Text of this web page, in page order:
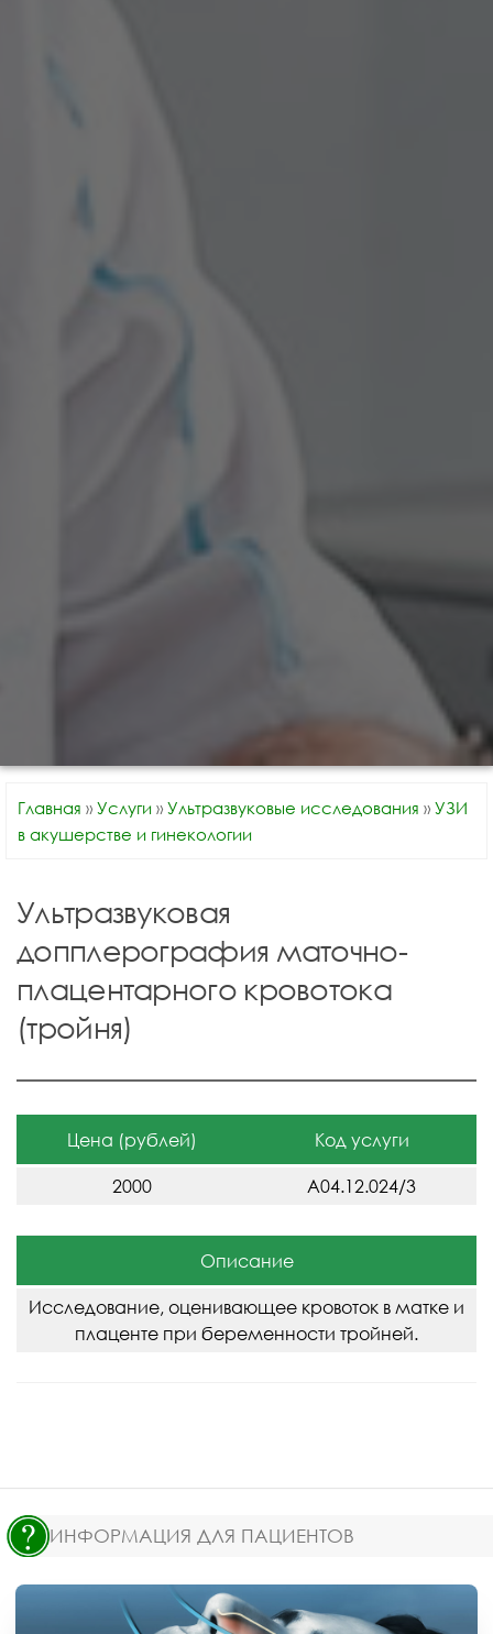
Главная » Услуги » Ультразвуковые исследования » УЗИ
в акушерстве и гинекологии
Ультразвуковая
допплерография маточно-
плацентарного кровотока
(тройня)
Цена (рублей) Код услуги
2000 A04.12.024/3
Описание
Исследование, оценивающее кровоток в матке и
плаценте при беременности тройней.
ИНФОРМАЦИЯ ДЛЯ ПАЦИЕНТОВ